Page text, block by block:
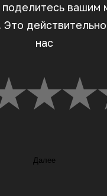
вашим
нас
Далее